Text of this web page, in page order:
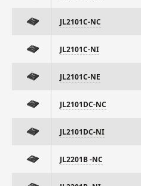
JL2101C-NC
JL2101C-NI
JL2101C-NE
JL2101DC-NC
JL2101DC-NI
JL2201B -NC